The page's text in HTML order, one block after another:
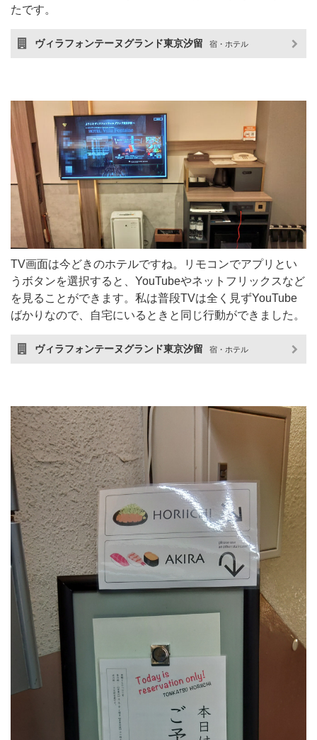
たです。
ヴィラフォンテーヌグランド東京汐留 宿・ホテル
TV画面は今どきのホテルですね。リモコンでアプリとい
うボタンを選択すると、YouTubeやネットフリックスなど
を見ることができます。私は普段TVは全く見ずYouTube
ばかりなので、自宅にいるときと同じ行動ができました。
ヴィラフォンテーヌグランド東京汐留 宿・ホテル